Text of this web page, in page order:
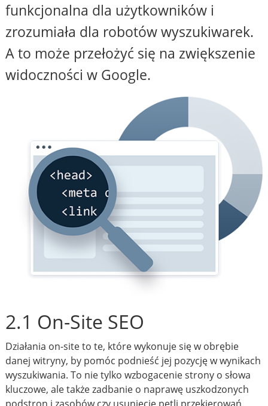
funkcjonalna dla użytkowników i
zrozumiała dla robotów wyszukiwarek.
A to może przełożyć się na zwiększenie
widoczności w Google.
2.1 On-Site SEO
Działania on-site to te, które wykonuje się w obrębie
danej witryny, by pomóc podnieść jej pozycję w wynikach
wyszukiwania. To nie tylko wzbogacenie strony o słowa
kluczowe, ale także zadbanie o naprawę uszkodzonych
podstron i zasobów czy usunięcie pętli przekierowań.